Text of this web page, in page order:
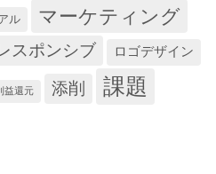
ル マーケティング
スポンシブ ロゴデザイン
益還元 添削 課題